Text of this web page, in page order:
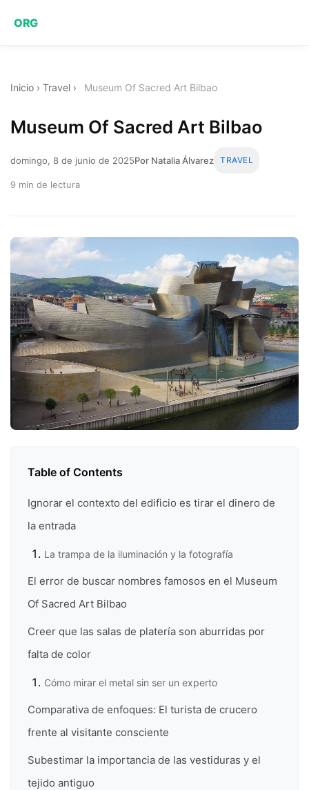
ORG
Inicio › Travel › Museum Of Sacred Art Bilbao
Museum Of Sacred Art Bilbao
domingo, 8 de junio de 2025Por Natalia Álvarez TRAVEL
9 min de lectura
Table of Contents
Ignorar el contexto del edificio es tirar el dinero de
la entrada
La trampa de la iluminación y la fotografía
El error de buscar nombres famosos en el Museum
Of Sacred Art Bilbao
Creer que las salas de platería son aburridas por
falta de color
Cómo mirar el metal sin ser un experto
Comparativa de enfoques: El turista de crucero
frente al visitante consciente
Subestimar la importancia de las vestiduras y el
tejido antiguo